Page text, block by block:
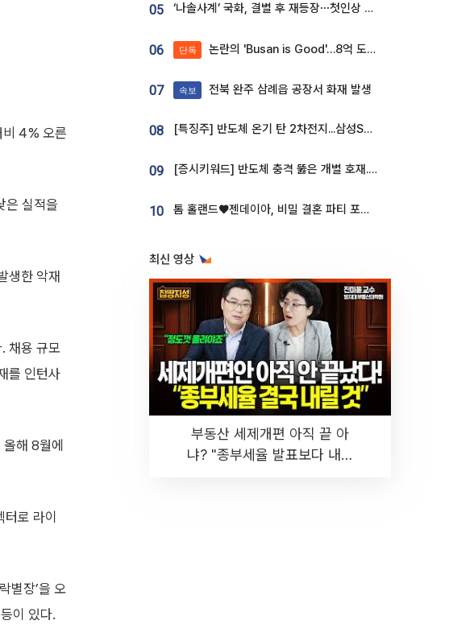
비 4% 오른
은 실적을
생한 악재
채용 규모
를 인턴사
해 8월에
로 라이
별장’을 오
이 있다.
05 ‘나솔사계’ 국화, 결별 후 재등장⋯첫인상 투표 휩쓸고 ‘인기녀’ 등극
06 단독 논란의 'Busan is Good'…8억 도시브랜드, 용산 대통령실 CI 업체가 수행
07 속보 전북 완주 삼례읍 공장서 화재 발생
08 [특징주] 반도체 온기 탄 2차전지...삼성SDI, 장 초반 7% 넘게 껑충
09 [증시키워드] 반도체 충격 뚫은 개별 호재...포스코퓨처엠·에코프로·한화솔루션 '눈길'
10 톰 홀랜드♥젠데이아, 비밀 결혼 파티 포착⋯호텔 대관비만 9억
최신 영상
부동산 세제개편 아직 끝 아
냐? "종부세율 발표보다 내릴